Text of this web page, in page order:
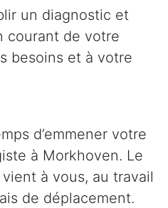
un diagnostic et
courant de votre
besoins et à votre
d’emmener votre
à Morkhoven. Le
à vous, au travail
de déplacement.